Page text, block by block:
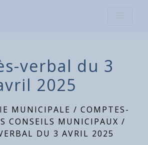
verbal du 3
2025
MUNICIPALE / COMPTES-
CONSEILS MUNICIPAUX /
DU 3 AVRIL 2025